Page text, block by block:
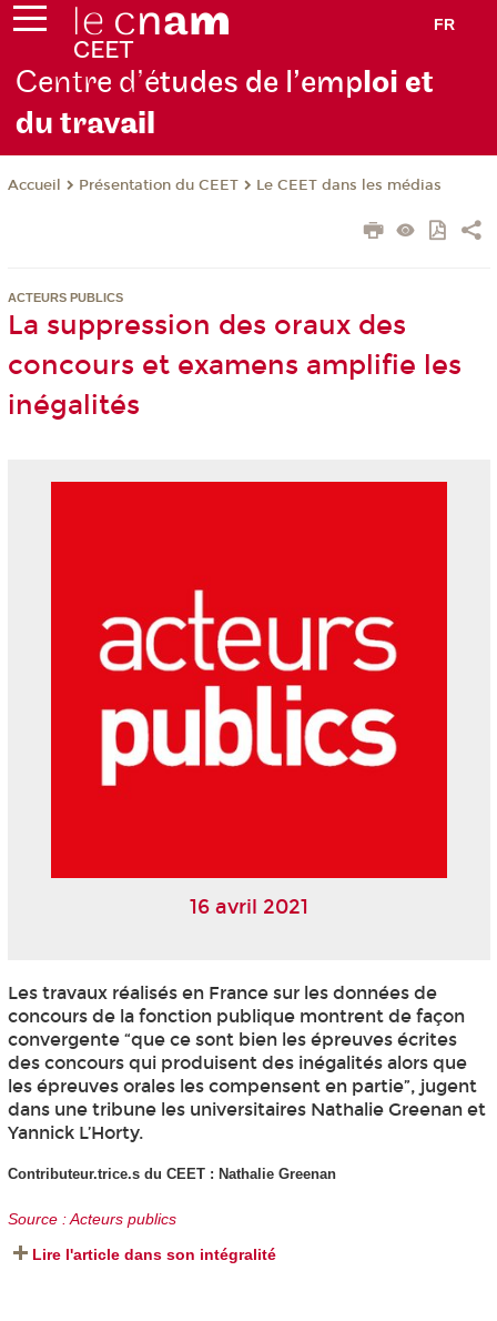
FR
Centre d’études de l’emploi et
du travail
Accueil Présentation du CEET Le CEET dans les médias
ACTEURS PUBLICS
La suppression des oraux des
concours et examens amplifie les
inégalités
16 avril 2021
Les travaux réalisés en France sur les données de
concours de la fonction publique montrent de façon
convergente “que ce sont bien les épreuves écrites
des concours qui produisent des inégalités alors que
les épreuves orales les compensent en partie”, jugent
dans une tribune les universitaires Nathalie Greenan et
Yannick L’Horty.
Contributeur.trice.s du CEET : Nathalie Greenan
Source : Acteurs publics
Lire l'article dans son intégralité